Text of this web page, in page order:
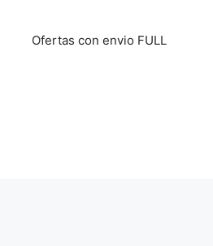
Ofertas con envio FULL